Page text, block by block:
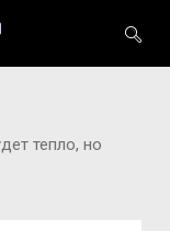
тепло, но